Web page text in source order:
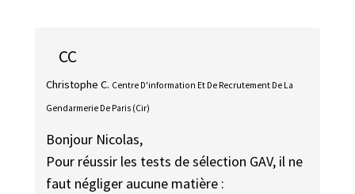
CC
Christophe C. Centre D'information Et De Recrutement De La
Gendarmerie De Paris (Cir)
Bonjour Nicolas,
Pour réussir les tests de sélection GAV, il ne
faut négliger aucune matière :